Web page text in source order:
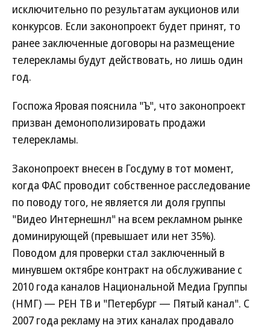
исключительно по результатам аукционов или
конкурсов. Если законопроект будет принят, то
ранее заключенные договоры на размещение
телерекламы будут действовать, но лишь один
год.
Госпожа Яровая пояснила "Ъ", что законопроект
призван демонополизировать продажи
телерекламы.
Законопроект внесен в Госдуму в тот момент,
когда ФАС проводит собственное расследование
по поводу того, не является ли доля группы
"Видео Интернешнл" на всем рекламном рынке
доминирующей (превышает или нет 35%).
Поводом для проверки стал заключенный в
минувшем октябре контракт на обслуживание с
2010 года каналов Национальной Медиа Группы
(НМГ) — РЕН ТВ и "Петербург — Пятый канал". С
2007 года рекламу на этих каналах продавало